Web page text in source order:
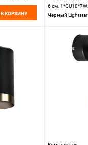
В КОРЗИНУ
6 см, 1*GU10*7W,
Черный Lightstar